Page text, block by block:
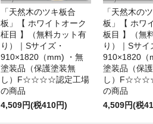
「天然木のツキ板合
板」【 ホワイトオーク
柾目 】（無料カット有
り）｜Sサイズ・
910×1820（mm) ・無
塗装品（保護塗装無
し）F☆☆☆☆認定工場
の商品
4,509円(税410円)
「天然木の
板」【 ホワ
板目 】（無
り）｜Sサイ
910×1820（
塗装品（保
し）
の商品
4,509円(税